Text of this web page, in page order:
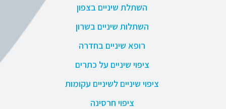
השתלת שיניים בצפון
השתלות שיניים בשרון
רופא שיניים בחדרה
ציפוי שיניים על כתרים
ציפוי שיניים לשיניים עקומות
ציפוי חרסינה